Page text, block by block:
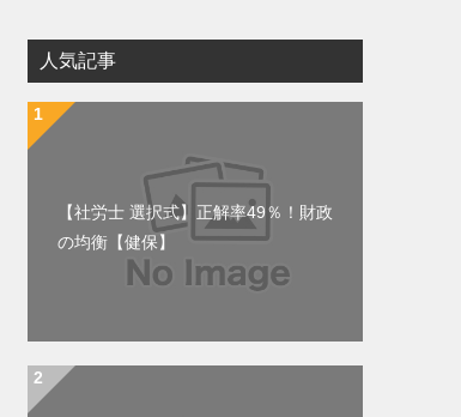
人気記事
【社労士 選択式】正解率49％！財政
の均衡【健保】